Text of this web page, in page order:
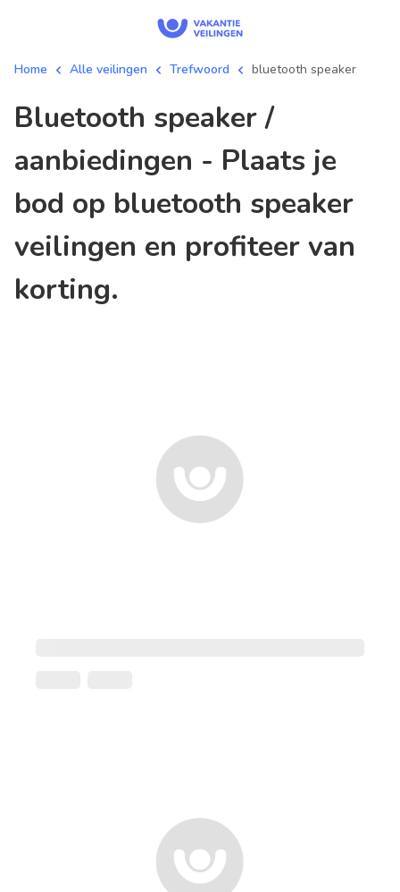
Home Alle veilingen Trefwoord bluetooth speaker
bluetooth speaker /
aanbiedingen - Plaats je
bod op bluetooth speaker
veilingen en profiteer van
korting.